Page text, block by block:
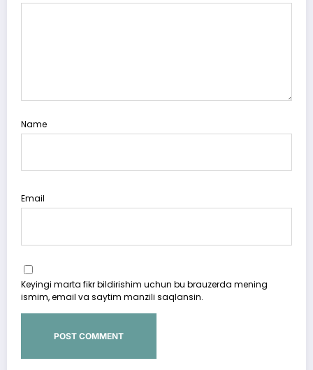
Name
Email
Keyingi marta fikr bildirishim uchun bu brauzerda mening
ismim, email va saytim manzili saqlansin.